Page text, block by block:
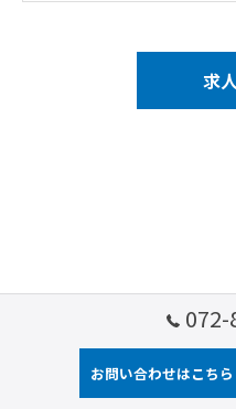
求
お問い合わせはこちら